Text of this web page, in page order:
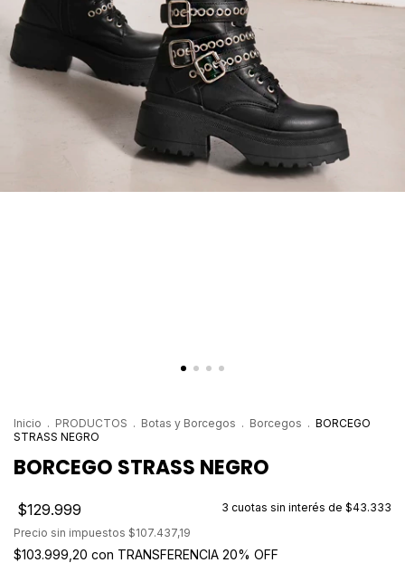
Inicio . PRODUCTOS . Botas y Borcegos . Borcegos . BORCEGO
STRASS NEGRO
BORCEGO STRASS NEGRO
$129.999 3 cuotas sin interés de $43.333
Precio sin impuestos $107.437,19
$103.999,20 con TRANSFERENCIA 20% OFF